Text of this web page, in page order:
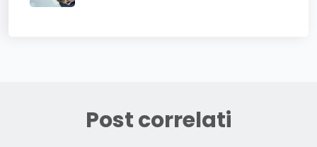
Post correlati